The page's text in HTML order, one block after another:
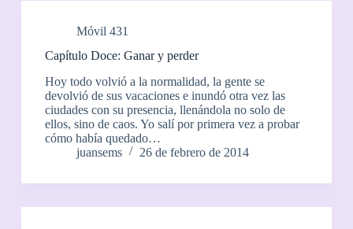
o
Móvil 431
Capítulo Doce: Ganar y perder
Hoy todo volvió a la normalidad, la gente se
devolvió de sus vacaciones e inundó otra vez las
ciudades con su presencia, llenándola no solo de
ellos, sino de caos. Yo salí por primera vez a probar
cómo había quedado…
juansems
26 de febrero de 2014